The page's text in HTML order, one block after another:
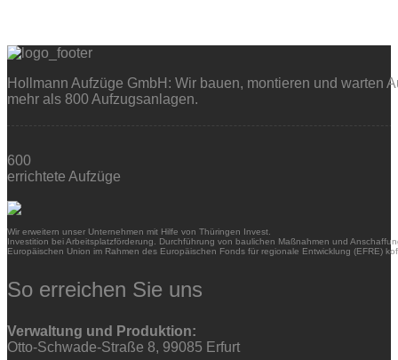
Hollmann Aufzüge GmbH: Wir bauen, montieren und warten
mehr als 800 Aufzugsanlagen.
600
errichtete Aufzüge
Wir erweitern unser Unternehmen mit Hilfe von Thüringen Invest.
Investition bei Arbeitsplatzförderung. Durchführung von baulichen Maßnahmen und
Europäischen Union im Rahmen des Europäischen Fonds für regionale Entwicklung (EFRE)
So erreichen Sie uns
Verwaltung und Produktion:
Otto-Schwade-Straße 8, 99085 Erfurt